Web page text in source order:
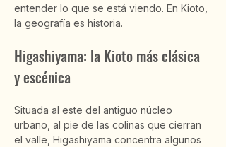
entender lo que se está viendo. En Kioto,
la geografía es historia.
Higashiyama: la Kioto más clásica
y escénica
Situada al este del antiguo núcleo
urbano, al pie de las colinas que cierran
el valle, Higashiyama concentra algunos